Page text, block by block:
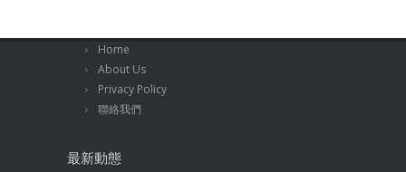
Home
About Us
Privacy Policy
聯絡我們
最新動態